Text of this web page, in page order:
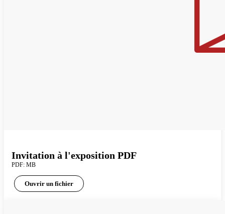
Invitation à l'exposition PDF
PDF: MB
Ouvrir un fichier